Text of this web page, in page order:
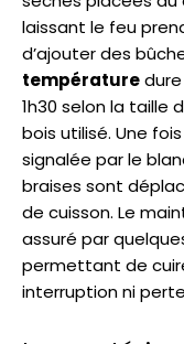
laissant le feu
d’ajouter des
température
1h30 selon la taille
bois utilisé. Une
signalée par le
braises sont
de cuisson. Le
assuré par
permettant de
interruption ni